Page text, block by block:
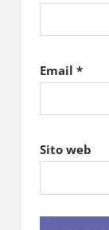
Email *
Sito web